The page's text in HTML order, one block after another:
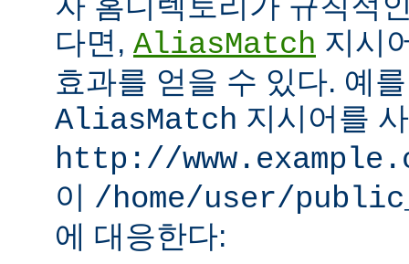
다면, AliasMatch 지시
효과를 얻을 수 있다. 예
AliasMatch 지시어를
http://
이 /home/user/
에 대응한다: